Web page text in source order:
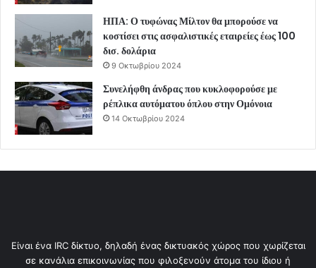
ΗΠΑ: Ο τυφώνας Μίλτον θα μπορούσε να
κοστίσει στις ασφαλιστικές εταιρείες έως 100
δισ. δολάρια
9 Οκτωβρίου 2024
Συνελήφθη άνδρας που κυκλοφορούσε με
ρέπλικα αυτόματου όπλου στην Ομόνοια
14 Οκτωβρίου 2024
Είναι ένα IRC δίκτυο, δηλαδή ένας δικτυακός χώρος που χωρίζεται
σε κανάλια επικοινωνίας που φιλοξενούν άτομα του ίδιου ή